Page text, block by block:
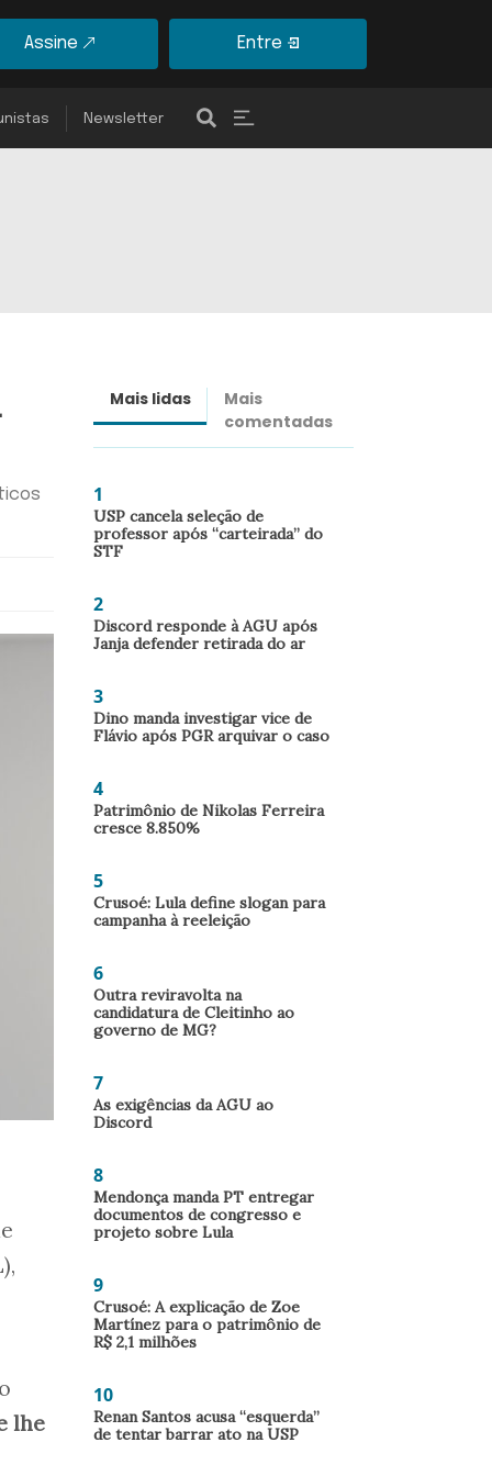
Assine Entre
Newsletter
lhe
Mais lidas
Mais
comentadas
1
USP cancela seleção de
professor após “carteirada” do
STF
2
Discord responde à AGU após
Janja defender retirada do ar
3
Dino manda investigar vice de
Flávio após PGR arquivar o caso
4
Patrimônio de Nikolas Ferreira
cresce 8.850%
5
Crusoé: Lula define slogan para
campanha à reeleição
6
Outra reviravolta na
candidatura de Cleitinho ao
governo de MG?
7
As exigências da AGU ao
Discord
8
Mendonça manda PT entregar
documentos de congresso e
projeto sobre Lula
9
Crusoé: A explicação de Zoe
Martínez para o patrimônio de
R$ 2,1 milhões
10
Renan Santos acusa “esquerda”
de tentar barrar ato na USP